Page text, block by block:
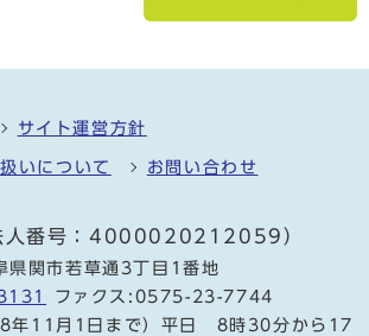
サイト運営方針
いについて お問い合わせ
人番号：4000020212059）
関市若草通3丁目1番地
ファクス:0575-23-7744
8年11月1日まで）平日 8時30分から17